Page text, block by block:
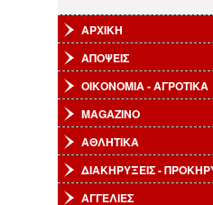
ΑΡΧΙΚΗ
ΑΠΟΨΕΙΣ
ΟΙΚΟΝΟΜΙΑ - ΑΓΡΟΤΙΚΑ
MAGAZINO
ΑΘΛΗΤΙΚΑ
ΔΙΑΚΗΡΥΞΕΙΣ -
ΑΓΓΕΛΙΕΣ